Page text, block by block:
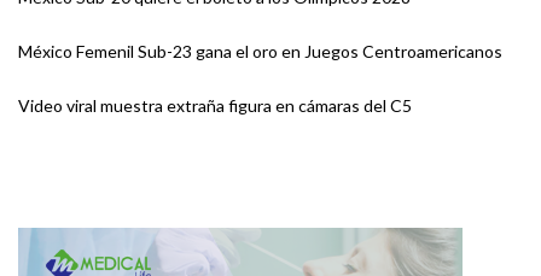
México Femenil Sub-23 gana el oro en Juegos Centroamericanos
Video viral muestra extraña figura en cámaras del C5